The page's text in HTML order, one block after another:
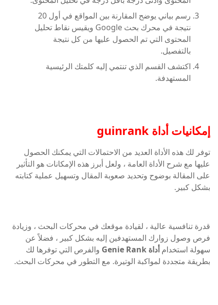
رسم بياني يوضح المقارنة بين المواقع في أول 20
نتيجة في محرك بحث Google ويقيس نقاط تحليل
المحتوى التي تم الحصول عليها من كل نتيجة
بالتفصيل.
اكتشف القسم الذي تنتمي إليه كلمتك الرئيسية
المستهدفة.
إمكانيات أداة guinrank
توفر لك هذه الأداة العديد من الاحتمالات التي يمكنك الحصول
عليها مع شرح الأداة العامة ، ولعل أبرز هذه الإمكانات هو التأثير
على المقالة بوضوح وتحديد صعوبة المقال وتسهيل عملية كتابته
بشكل كبير.
قدرة تنافسية عالية ، لقيادة موقعك في محركات البحث ، وزيادة
فرص وصول زوارك المستهدفين إليه بشكل كبير ، فضلاً عن
سهولة استخدامأداة Genie Rank
والفرص التي توفرها لك
بطريقة متجددة لمواكبة الوتيرة. مع التطور في محركات البحث.